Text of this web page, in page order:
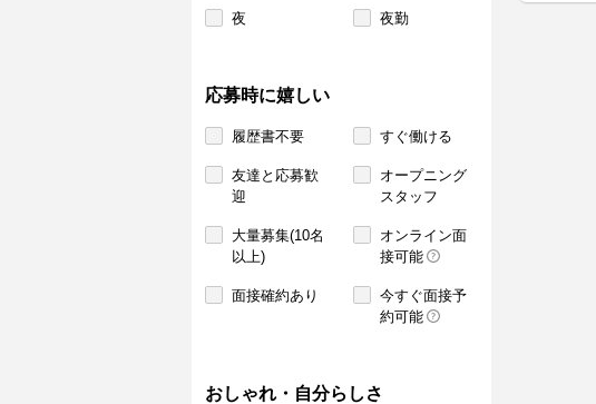
夜 夜勤
応募時に嬉しい
履歴書不要 すぐ働ける
友達と応募歓
迎
オープニング
スタッフ
大量募集(10名
以上)
オンライン面
接可能
面接確約あり
今すぐ面接予
約可能
おしゃれ・自分らしさ